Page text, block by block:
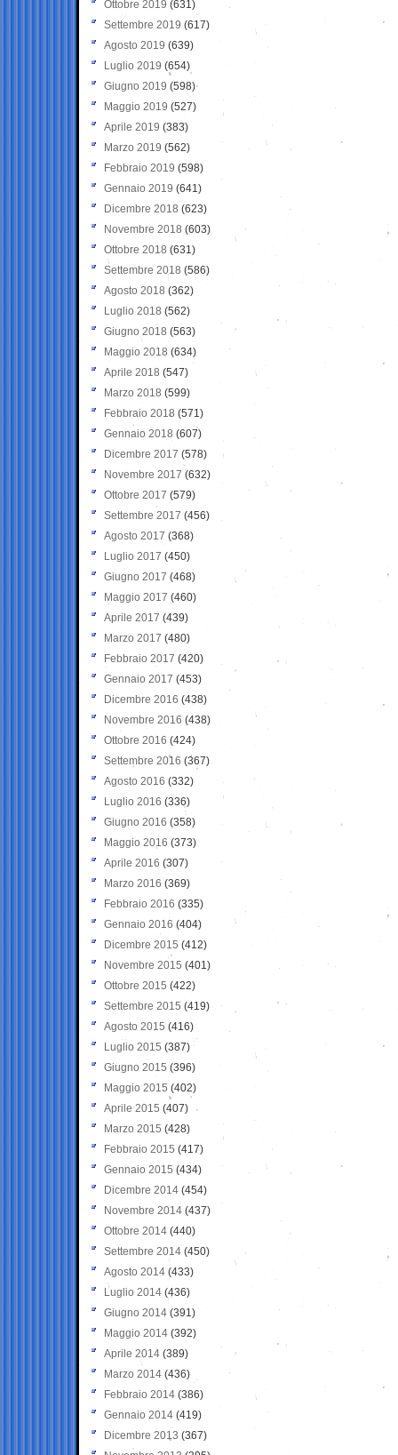
Ottobre 2019 (631)
Settembre 2019 (617)
Agosto 2019 (639)
Luglio 2019 (654)
Giugno 2019 (598)
Maggio 2019 (527)
Aprile 2019 (383)
Marzo 2019 (562)
Febbraio 2019 (598)
Gennaio 2019 (641)
Dicembre 2018 (623)
Novembre 2018 (603)
Ottobre 2018 (631)
Settembre 2018 (586)
Agosto 2018 (362)
Luglio 2018 (562)
Giugno 2018 (563)
Maggio 2018 (634)
Aprile 2018 (547)
Marzo 2018 (599)
Febbraio 2018 (571)
Gennaio 2018 (607)
Dicembre 2017 (578)
Novembre 2017 (632)
Ottobre 2017 (579)
Settembre 2017 (456)
Agosto 2017 (368)
Luglio 2017 (450)
Giugno 2017 (468)
Maggio 2017 (460)
Aprile 2017 (439)
Marzo 2017 (480)
Febbraio 2017 (420)
Gennaio 2017 (453)
Dicembre 2016 (438)
Novembre 2016 (438)
Ottobre 2016 (424)
Settembre 2016 (367)
Agosto 2016 (332)
Luglio 2016 (336)
Giugno 2016 (358)
Maggio 2016 (373)
Aprile 2016 (307)
Marzo 2016 (369)
Febbraio 2016 (335)
Gennaio 2016 (404)
Dicembre 2015 (412)
Novembre 2015 (401)
Ottobre 2015 (422)
Settembre 2015 (419)
Agosto 2015 (416)
Luglio 2015 (387)
Giugno 2015 (396)
Maggio 2015 (402)
Aprile 2015 (407)
Marzo 2015 (428)
Febbraio 2015 (417)
Gennaio 2015 (434)
Dicembre 2014 (454)
Novembre 2014 (437)
Ottobre 2014 (440)
Settembre 2014 (450)
Agosto 2014 (433)
Luglio 2014 (436)
Giugno 2014 (391)
Maggio 2014 (392)
Aprile 2014 (389)
Marzo 2014 (436)
Febbraio 2014 (386)
Gennaio 2014 (419)
Dicembre 2013 (367)